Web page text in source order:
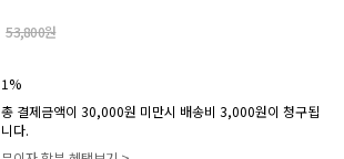
53,800원
1%
총 결제금액이 30,000원 미만시 배송비 3,000원이 청구됩
니다.